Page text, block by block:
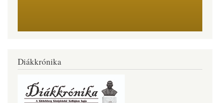
Diákkrónika